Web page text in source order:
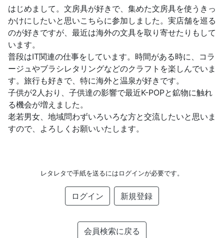
はじめまして。文房具が好きで、集めた文房具を使うきっ
かけにしたいと思いこちらに参加しました。実店舗を巡る
のが好きですが、最近は海外の文具を取り寄せたりもして
います。
普段はIT関連の仕事をしています。時間がある時に、コラ
ージュやブラシレタリングなどのクラフトを楽しんでいま
す。旅行も好きで、特に海外と温泉が好きです。
子供が2人おり、子供達の影響で最近K-POPと鉱物に触れ
る機会が増えました。
老若男女、地域問わずいろいろな方と交流したいと思いま
すので、よろしくお願いいたします。
レタレタで手紙を送るにはログインが必要です。
ログイン 新規登録
会員検索に戻る